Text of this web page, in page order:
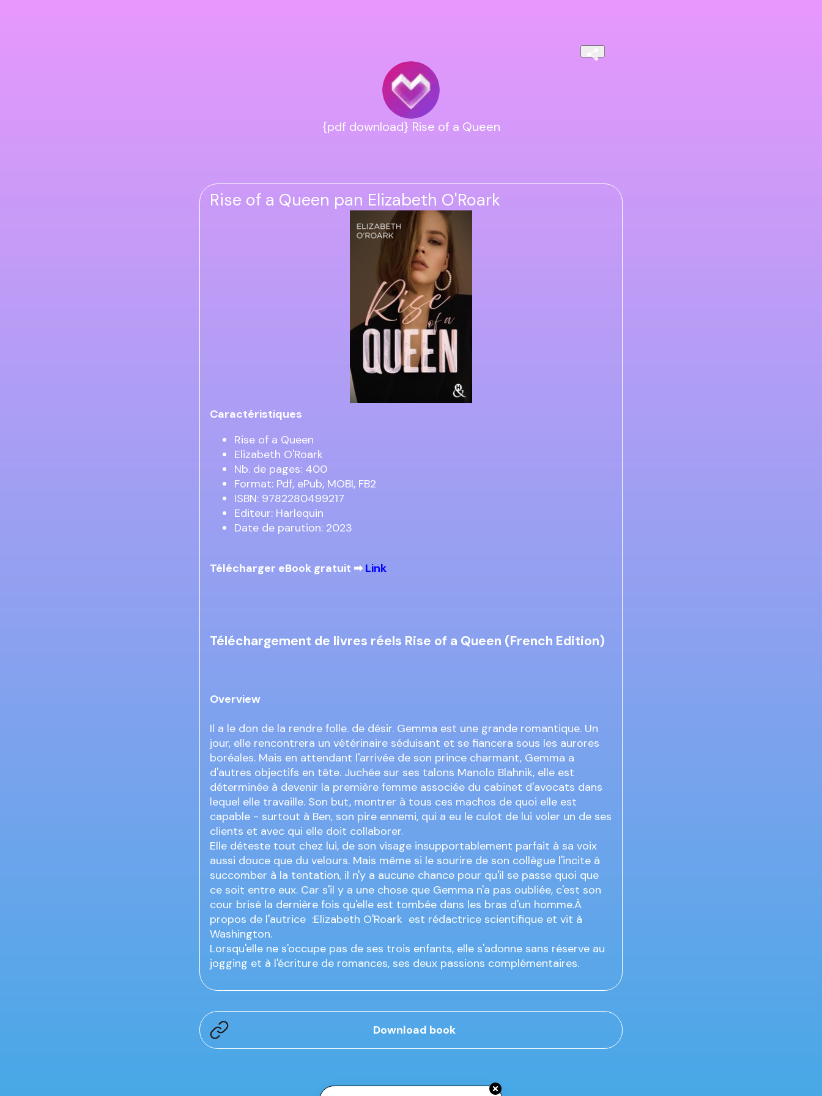
{pdf download} Rise of a Queen
Rise of a Queen pan Elizabeth O'Roark
Caractéristiques
Rise of a Queen
Elizabeth O'Roark
Nb. de pages: 400
Format: Pdf, ePub, MOBI, FB2
ISBN: 9782280499217
Editeur: Harlequin
Date de parution: 2023
Télécharger eBook gratuit ➡ Link
Téléchargement de livres réels Rise of a Queen (French Edition)
Overview
Il a le don de la rendre folle. de désir. Gemma est une grande romantique. Un
jour, elle rencontrera un vétérinaire séduisant et se fiancera sous les aurores
boréales. Mais en attendant l'arrivée de son prince charmant, Gemma a
d'autres objectifs en tête. Juchée sur ses talons Manolo Blahnik, elle est
déterminée à devenir la première femme associée du cabinet d'avocats dans
lequel elle travaille. Son but, montrer à tous ces machos de quoi elle est
capable - surtout à Ben, son pire ennemi, qui a eu le culot de lui voler un de ses
clients et avec qui elle doit collaborer.
Elle déteste tout chez lui, de son visage insupportablement parfait à sa voix
aussi douce que du velours. Mais même si le sourire de son collègue l'incite à
succomber à la tentation, il n'y a aucune chance pour qu'il se passe quoi que
ce soit entre eux. Car s'il y a une chose que Gemma n'a pas oubliée, c'est son
cour brisé la dernière fois qu'elle est tombée dans les bras d'un homme.À
propos de l'autrice :Elizabeth O'Roark est rédactrice scientifique et vit à
Washington.
Lorsqu'elle ne s'occupe pas de ses trois enfants, elle s'adonne sans réserve au
jogging et à l'écriture de romances, ses deux passions complémentaires.
Download book